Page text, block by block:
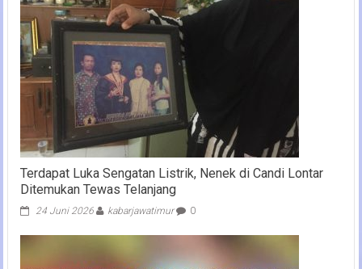
Terdapat Luka Sengatan Listrik, Nenek di Candi Lontar
Ditemukan Tewas Telanjang
24 Juni 2026 kabarjawatimur 0